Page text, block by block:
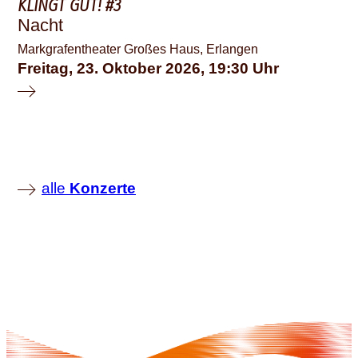
KLINGT GUT! #3
Nacht
Markgrafentheater Großes Haus, Erlangen
Freitag, 23. Oktober 2026 19:30
alle Konzerte